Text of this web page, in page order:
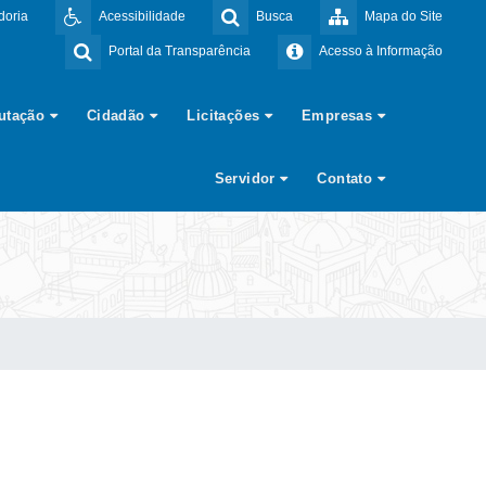
Mapa do Site
Busca
Acessibilidade
Acesso à Informação
Portal da Transparência
Cidadão Licitações Empresas
Servidor Contato